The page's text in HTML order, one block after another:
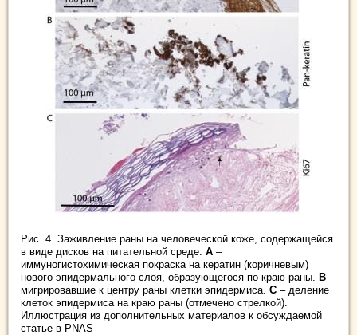
Рис. 4. Заживление раны на человеческой коже, содержащейся
в виде дисков на питательной среде. А –
иммуногистохимическая покраска на кератин (коричневым)
нового эпидермального слоя, образующегося по краю раны. В –
мигрировавшие к центру раны клетки эпидермиса. С – деление
клеток эпидермиса на краю раны (отмечено стрелкой).
Иллюстрация из дополнительных материалов к обсуждаемой
статье в PNAS